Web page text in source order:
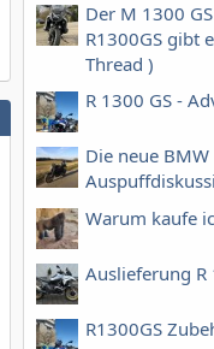
Der M 1300
R1300GS gibt
Thread )
R 1300 GS -
Die neue BMW
Warum kaufe
Auslieferung R
R1300GS